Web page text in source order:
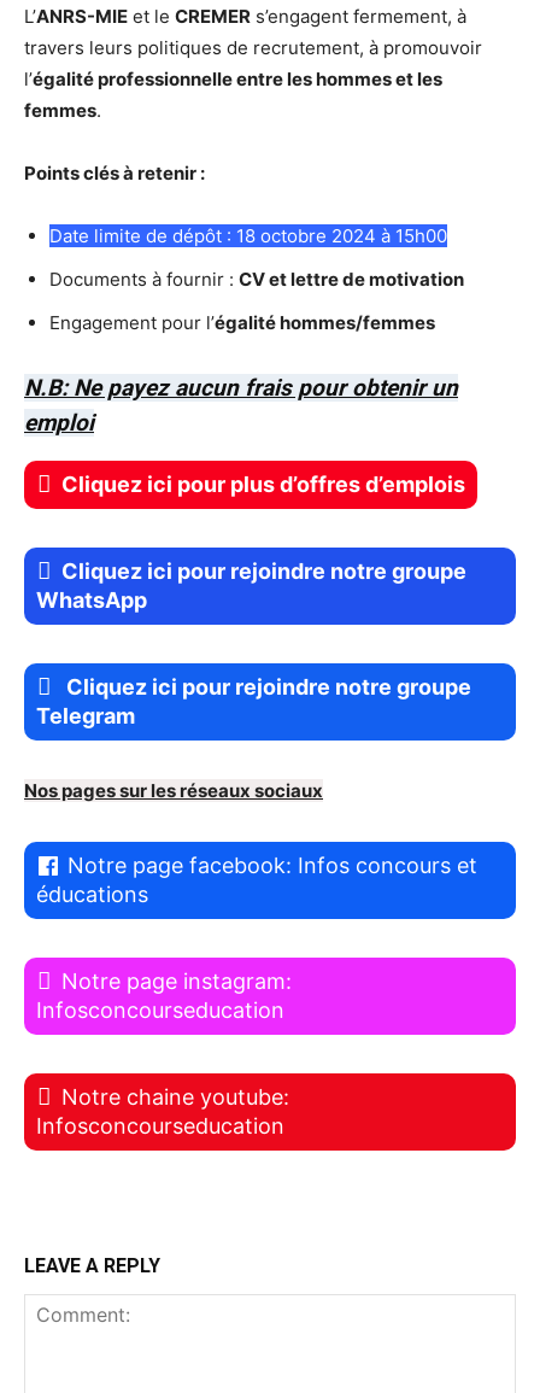
L’ANRS-MIE et le CREMER s’engagent fermement, à
travers leurs politiques de recrutement, à promouvoir
l’égalité professionnelle entre les hommes et les
femmes.
Points clés à retenir :
Date limite de dépôt : 18 octobre 2024 à 15h00
Documents à fournir : CV et lettre de motivation
Engagement pour l’égalité hommes/femmes
N.B: Ne payez aucun frais pour obtenir un
emploi
Cliquez ici pour plus d’offres d’emplois
Cliquez ici pour rejoindre notre groupe
WhatsApp
Cliquez ici pour rejoindre notre groupe
Telegram
Nos pages sur les réseaux sociaux
Notre page facebook: Infos concours et
éducations
Notre page instagram:
Infosconcourseducation
Notre chaine youtube:
Infosconcourseducation
LEAVE A REPLY